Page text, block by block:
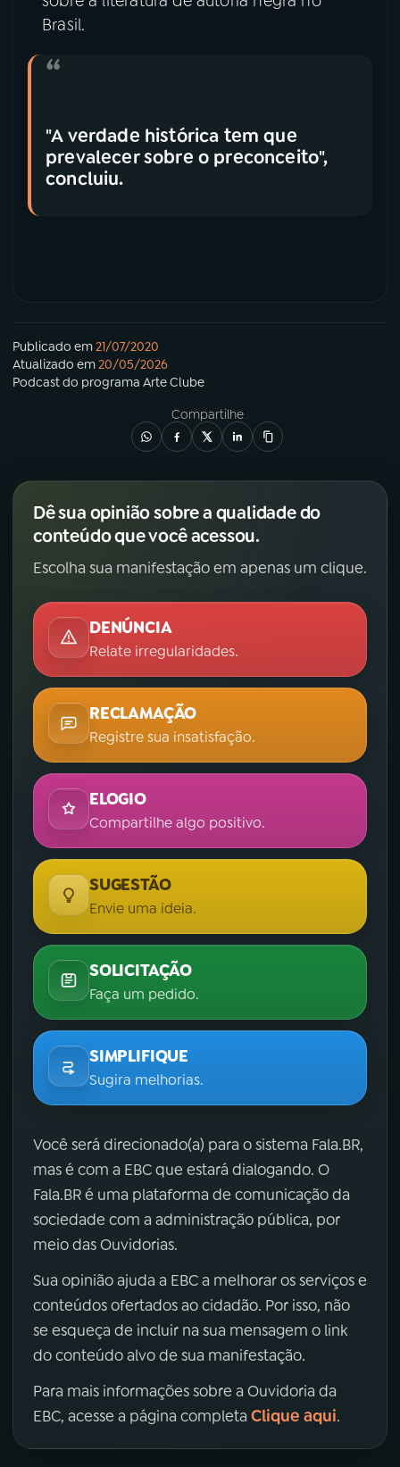
Brasil.
"A verdade histórica tem que
prevalecer sobre o preconceito",
concluiu.
Publicado em21/07/2020
Atualizado em20/05/2026
Podcastdo programa Arte Clube
Compartilhe
Dê sua opinião sobre a qualidade do
conteúdo que você acessou.
Escolha sua manifestação em apenas um clique.
DENÚNCIA
Relate irregularidades.
RECLAMAÇÃO
Registre sua insatisfação.
ELOGIO
Compartilhe algo positivo.
SUGESTÃO
Envie uma ideia.
SOLICITAÇÃO
Faça um pedido.
SIMPLIFIQUE
Sugira melhorias.
Você será direcionado(a) para o sistema Fala.BR,
mas é com a EBC que estará dialogando. O
Fala.BR é uma plataforma de comunicação da
sociedade com a administração pública, por
meio das Ouvidorias.
Sua opinião ajuda a EBC a melhorar os serviços e
conteúdos ofertados ao cidadão. Por isso, não
se esqueça de incluir na sua mensagem o link
do conteúdo alvo de sua manifestação.
Para mais informações sobre a Ouvidoria da
EBC, acesse a página completa Clique aqui.